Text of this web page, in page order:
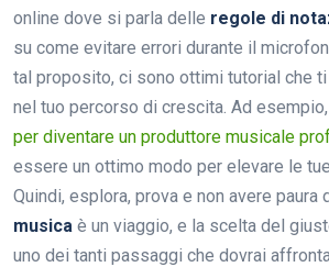
online dove si parla delle regole di
su come evitare errori durante il
tal proposito, ci sono ottimi tutorial che
nel tuo percorso di crescita. Ad
per diventare un produttore musicale
essere un ottimo modo per elevare le
Quindi, esplora, prova e non avere paura
musica è un viaggio, e la scelta del
uno dei tanti passaggi che dovrai